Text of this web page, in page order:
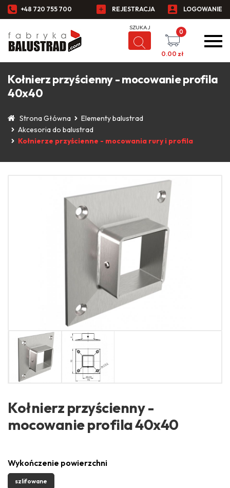
+48 720 755 700 REJESTRACJA LOGOWANIE
0
0.00 zł
Kołnierz przyścienny - mocowanie profila
40x40
Strona Główna
Elementy balustrad
Akcesoria do balustrad
Kołnierze przyścienne - mocowania rury i profila
Kołnierz przyścienny -
mocowanie profila 40x40
Wykończenie powierzchni
szlifowane